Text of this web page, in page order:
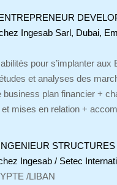
Ingesab Sarl, Dubai,
pour s’implanter aux
et analyses des
business plan financier +
et mises en relation +
STRUCTURES
Ingesab / Setec
/LIBAN